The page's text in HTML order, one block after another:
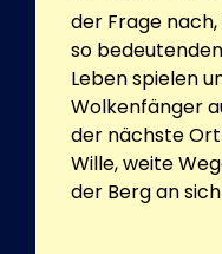
der Frage
so
Leben spielen
Wolkenfänger
der nächste Ort
Wille, weite
der Berg an